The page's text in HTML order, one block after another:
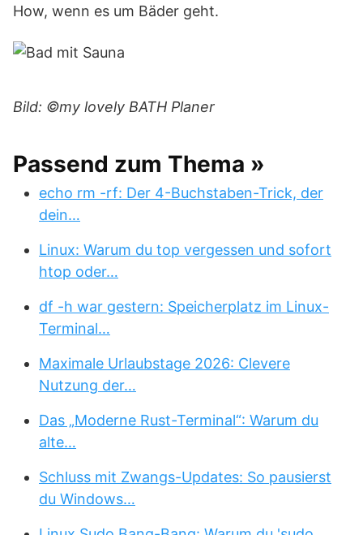
How, wenn es um Bäder geht.
Bild: ©my lovely BATH Planer
Passend zum Thema »
echo rm -rf: Der 4-Buchstaben-Trick, der
dein…
Linux: Warum du top vergessen und sofort
htop oder…
df -h war gestern: Speicherplatz im Linux-
Terminal…
Maximale Urlaubstage 2026: Clevere
Nutzung der…
Das „Moderne Rust-Terminal“: Warum du
alte…
Schluss mit Zwangs-Updates: So pausierst
du Windows…